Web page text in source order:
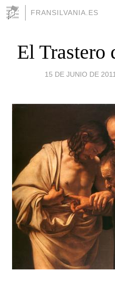
FRANSILVANIA.ES
El Trastero
15 DE JUNIO DE